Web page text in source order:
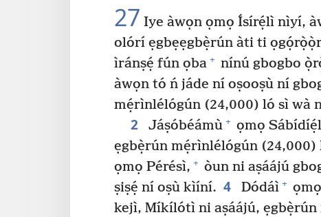
27 Iye àwọn ọmọ Ísírẹ́lì nìyí,
olórí ẹgbẹẹgbẹ̀rún àti ti
ìránṣẹ́ fún ọba + nínú gbogbo
àwọn tó ń jáde ní oṣooṣù ní
mẹ́rìnlélógún (24,000) ló sì wà
2 Jáṣóbéámù + ọmọ
ẹgbẹ̀rún mẹ́rìnlélógún (24,000)
ọmọ Pérésì, + òun ni aṣáájú
ṣiṣẹ́ ní oṣù kìíní. 4 Dódáì +
kejì, Míkílótì ni aṣáájú,